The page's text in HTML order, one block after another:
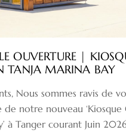
OUVERTURE |
TANJA MARINA BAY
Nous sommes ravis de
de notre nouveau ‘Kiosque
à Tanger courant Juin